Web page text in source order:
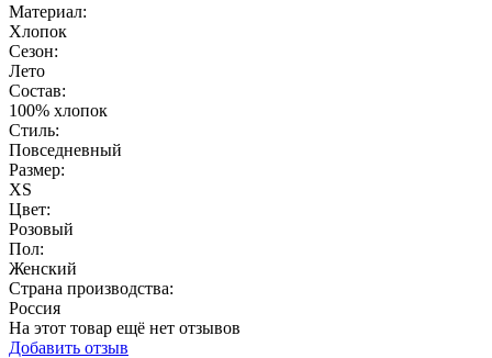
Материал:
Хлопок
Сезон:
Лето
Состав:
100% хлопок
Стиль:
Повседневный
Размер:
XS
Цвет:
Розовый
Пол:
Женский
Страна производства:
Россия
На этот товар ещё нет отзывов
Добавить отзыв